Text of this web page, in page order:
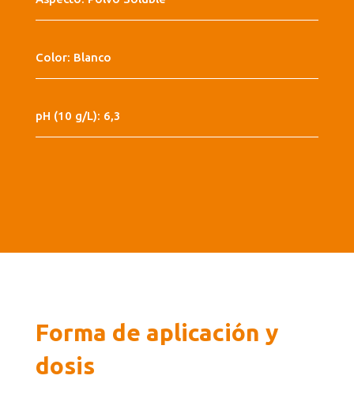
Color: Blanco
pH (10 g/L): 6,3
Forma de aplicación y
dosis